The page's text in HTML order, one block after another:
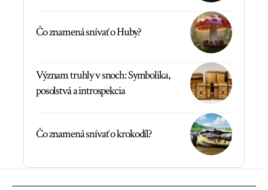
Čo znamená snívať o Huby?
Význam truhly v snoch: Symbolika,
posolstvá a introspekcia
Čo znamená snívať o krokodíl?